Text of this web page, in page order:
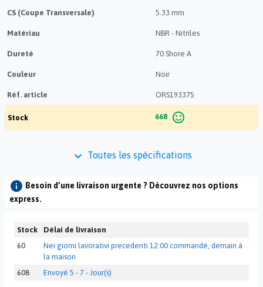
CS (Coupe Transversale) 5.33 mm
Matériau NBR - Nitriles
Dureté 70 Shore A
Couleur Noir
Réf. article ORS193375
Stock 668 sentiment_satisfied_alt
keyboard_arrow_down Toutes les spécifications
info Besoin d’une livraison urgente ? Découvrez nos options
express.
Stock
Délai de livraison
60
Nei giorni lavorativi precedenti 12:00 commandé, demain à
la maison
608
Envoyé 5 - 7 - Jour(s)